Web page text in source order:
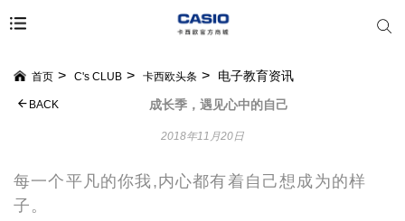
首页 C's CLUB 卡西欧头条 电子教育资讯
成长季，遇见心中的自己
BACK
2018年11月20日
每一个平凡的你我,内心都有着自己想成为的样
子。